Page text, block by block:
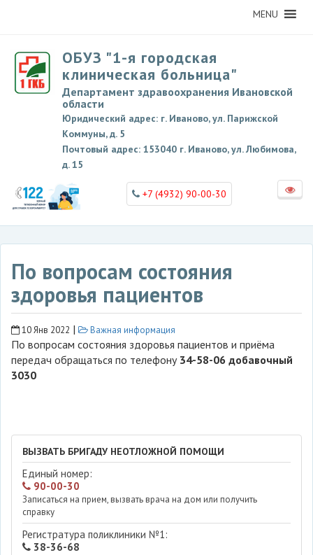
MENU
ОБУЗ "1-я городская
клиническая больница"
Департамент здравоохранения Ивановской
области
Юридический адрес: г. Иваново, ул. Парижской
Коммуны, д. 5
Почтовый адрес: 153040 г. Иваново, ул. Любимова,
д. 15
+7 (4932) 90-00-30
По вопросам состояния
здоровья пациентов
10 Янв 2022 | Важная информация
По вопросам состояния здоровья пациентов и приёма
передач обращаться по телефону 34-58-06 добавочный
3030
ВЫЗВАТЬ БРИГАДУ НЕОТЛОЖНОЙ ПОМОЩИ
Единый номер:
90-00-30
Записаться на прием, вызвать врача на дом или получить
справку
Регистратура поликлиники №1:
38-36-68